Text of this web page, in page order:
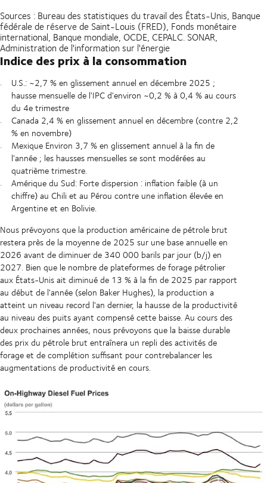
Sources : Bureau des statistiques du travail des États-Unis, Banque
fédérale de réserve de Saint-Louis (FRED), Fonds monétaire
international, Banque mondiale, OCDE, CEPALC. SONAR,
Administration de l'information sur l'énergie
Indice des prix à la consommation
U.S.: ~2,7 % en glissement annuel en décembre 2025 ;
hausse mensuelle de l'IPC d'environ ~0,2 % à 0,4 % au cours
du 4e trimestre
Canada 2,4 % en glissement annuel en décembre (contre 2,2
% en novembre)
Mexique Environ 3,7 % en glissement annuel à la fin de
l'année ; les hausses mensuelles se sont modérées au
quatrième trimestre.
Amérique du Sud: Forte dispersion : inflation faible (à un
chiffre) au Chili et au Pérou contre une inflation élevée en
Argentine et en Bolivie.
Nous prévoyons que la production américaine de pétrole brut
restera près de la moyenne de 2025 sur une base annuelle en
2026 avant de diminuer de 340 000 barils par jour (b/j) en
2027. Bien que le nombre de plateformes de forage pétrolier
aux États-Unis ait diminué de 13 % à la fin de 2025 par rapport
au début de l'année (selon Baker Hughes), la production a
atteint un niveau record l'an dernier, la hausse de la productivité
au niveau des puits ayant compensé cette baisse. Au cours des
deux prochaines années, nous prévoyons que la baisse durable
des prix du pétrole brut entraînera un repli des activités de
forage et de complétion suffisant pour contrebalancer les
augmentations de productivité en cours.